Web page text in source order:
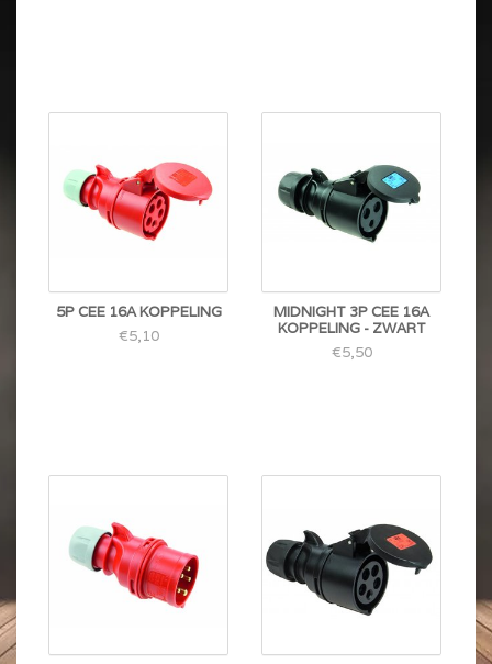
5P CEE 16A KOPPELING
€5,10
MIDNIGHT 3P CEE 16A
KOPPELING - ZWART
€5,50